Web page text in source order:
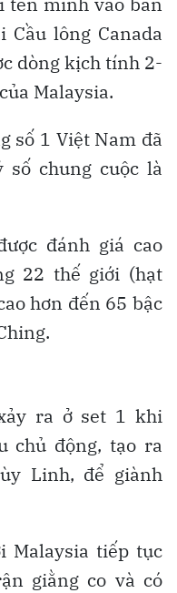
lông Canada
dòng kịch tính 2-
Malaysia.
số 1 Việt Nam đã
chung cuộc là
đánh giá cao
22 thế giới (hạt
hơn đến 65 bậc
ra ở set 1 khi
chủ động, tạo ra
Linh, để giành
Malaysia tiếp tục
giằng co và có